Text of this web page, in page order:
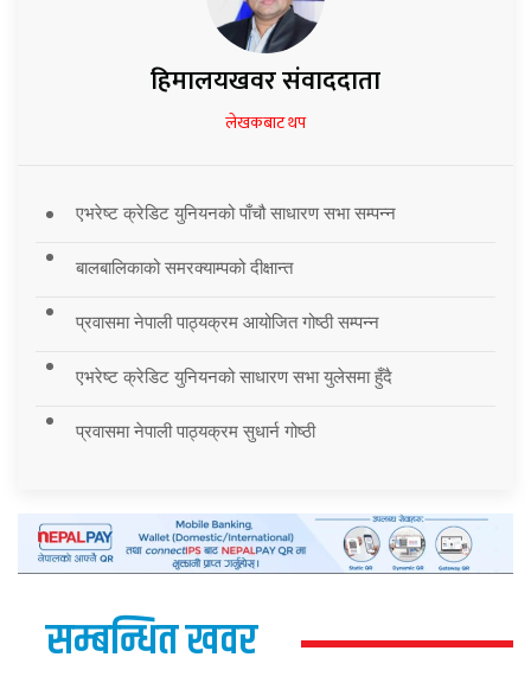
हिमालयखवर संवाददाता
लेखकबाट थप
एभरेष्ट क्रेडिट युनियनको पाँचौ साधारण सभा सम्पन्न
बालबालिकाको समरक्याम्पको दीक्षान्त
प्रवासमा नेपाली पाठ्यक्रम आयोजित गोष्ठी सम्पन्न
एभरेष्ट क्रेडिट युनियनको साधारण सभा युलेसमा हुँदै
प्रवासमा नेपाली पाठ्यक्रम सुधार्न गोष्ठी
सम्बन्धित खवर